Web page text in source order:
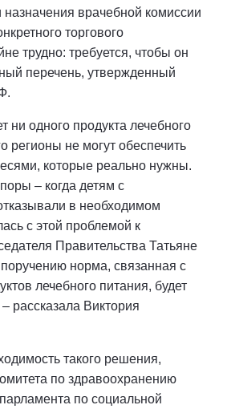
врачебной комиссии
торгового
трудно: требуется, чтобы он
перечень, утвержденный
ни одного продукта лечебного
регионы не могут обеспечить
которые реально нужны.
– когда детям с
в необходимом
с этой проблемой к
Правительства Татьяне
норма, связанная с
лечебного питания, будет
рассказала Виктория
такого решения,
по здравоохранению
по социальной